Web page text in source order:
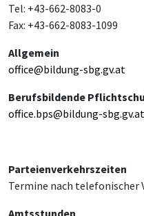
Tel: +43-662-8083-0
Fax: +43-662-8083-1099
Allgemein
office@bildung-sbg.gv.at
Berufsbildende
office.bps@bildung-sbg.gv.at
Parteienverkehrszeiten
Termine nach telefonischer
Amtsstunden